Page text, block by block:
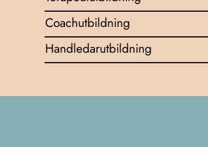
Coachutbildning
Handledarutbildning